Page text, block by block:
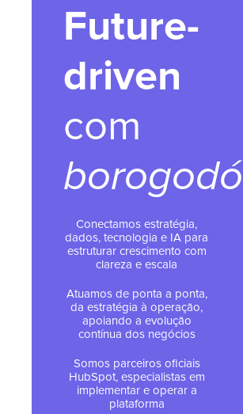
Future-
driven
com
borogodó
Conectamos estratégia,
dados, tecnologia e IA para
estruturar crescimento com
clareza e escala
Atuamos de ponta a ponta,
da estratégia à operação,
apoiando a evolução
contínua dos negócios
Somos parceiros oficiais
HubSpot, especialistas em
implementar e operar a
plataforma